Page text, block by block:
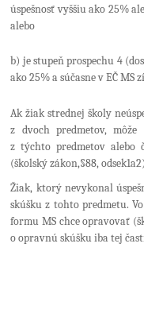
úspešnosť vyššiu ako 25%
alebo
b) je stupeň prospechu 4
ako 25% a súčasne v EČ MS
Ak žiak strednej školy
z dvoch predmetov,
z týchto predmetov alebo
(školský zákon,§88,
Žiak, ktorý nevykonal
skúšku z tohto predmetu.
formu MS chce opravovať
o opravnú skúšku iba tej